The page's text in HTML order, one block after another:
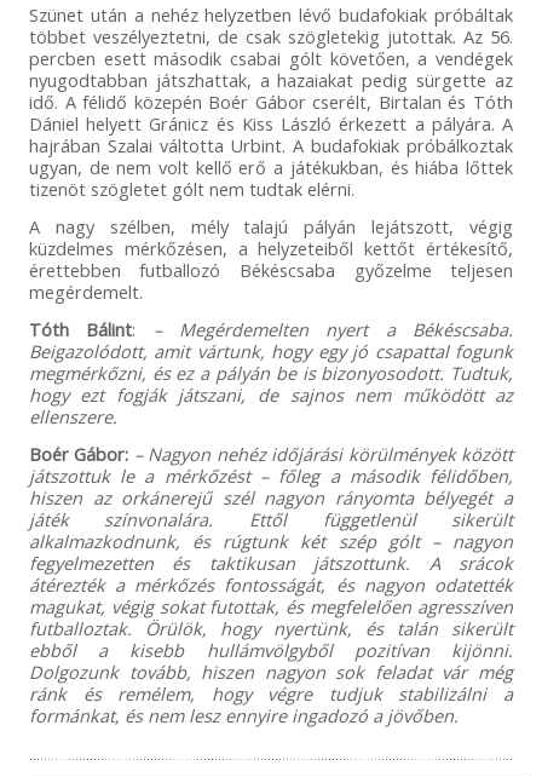
Szünet után a nehéz helyzetben lévő budafokiak próbáltak
többet veszélyeztetni, de csak szögletekig jutottak. Az 56.
percben esett második csabai gólt követően, a vendégek
nyugodtabban játszhattak, a hazaiakat pedig sürgette az
idő. A félidő közepén Boér Gábor cserélt, Birtalan és Tóth
Dániel helyett Gránicz és Kiss László érkezett a pályára. A
hajrában Szalai váltotta Urbint. A budafokiak próbálkoztak
ugyan, de nem volt kellő erő a játékukban, és hiába lőttek
tizenöt szögletet gólt nem tudtak elérni.
A nagy szélben, mély talajú pályán lejátszott, végig
küzdelmes mérkőzésen, a helyzeteiből kettőt értékesítő,
érettebben futballozó Békéscsaba győzelme teljesen
megérdemelt.
Tóth Bálint: – Megérdemelten nyert a Békéscsaba.
Beigazolódott, amit vártunk, hogy egy jó csapattal fogunk
megmérkőzni, és ez a pályán be is bizonyosodott. Tudtuk,
hogy ezt fogják játszani, de sajnos nem működött az
ellenszere.
Boér Gábor: – Nagyon nehéz időjárási körülmények között
játszottuk le a mérkőzést – főleg a második félidőben,
hiszen az orkánerejű szél nagyon rányomta bélyegét a
játék színvonalára. Ettől függetlenül sikerült
alkalmazkodnunk, és rúgtunk két szép gólt – nagyon
fegyelmezetten és taktikusan játszottunk. A srácok
átérezték a mérkőzés fontosságát, és nagyon odatették
magukat, végig sokat futottak, és megfelelően agresszíven
futballoztak. Örülök, hogy nyertünk, és talán sikerült
ebből a kisebb hullámvölgyből pozitívan kijönni.
Dolgozunk tovább, hiszen nagyon sok feladat vár még
ránk és remélem, hogy végre tudjuk stabilizálni a
formánkat, és nem lesz ennyire ingadozó a jövőben.